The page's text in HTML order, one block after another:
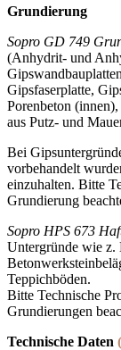
Grundierung
Sopro GD 749
(Anhydrit- und
Gipsfaserplatte,
Porenbeton
aus Putz- und
Bei
vorbehandelt
einzuhalten. Bitte
Grundierung
Sopro HPS 673
Untergründe wie z.
Teppichböden.
Bitte Technische
Grundierungen
Technische Daten